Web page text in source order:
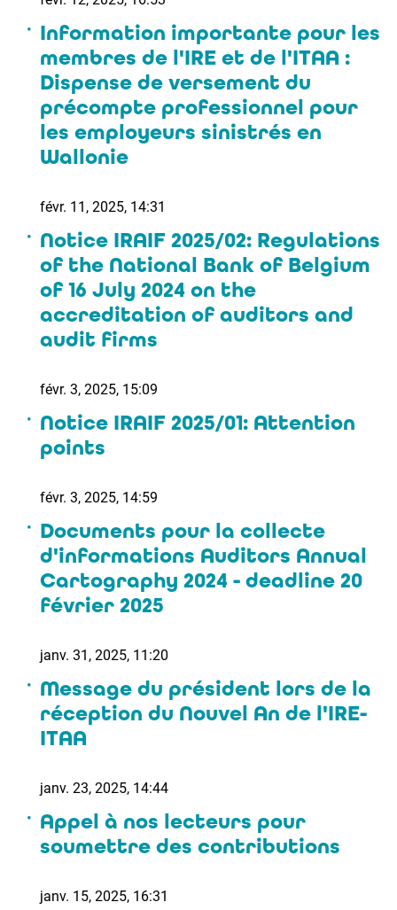
Information importante pour les
membres de l'IRE et de l'ITAA :
Dispense de versement du
précompte professionnel pour
les employeurs sinistrés en
Wallonie
févr. 11, 2025, 14:31
Notice IRAIF 2025/02: Regulations
of the National Bank of Belgium
of 16 July 2024 on the
accreditation of auditors and
audit firms
févr. 3, 2025, 15:09
Notice IRAIF 2025/01: Attention
points
févr. 3, 2025, 14:59
Documents pour la collecte
d'informations Auditors Annual
Cartography 2024 - deadline 20
février 2025
janv. 31, 2025, 11:20
Message du président lors de la
réception du Nouvel An de l'IRE-
ITAA
janv. 23, 2025, 14:44
Appel à nos lecteurs pour
soumettre des contributions
janv. 15, 2025, 16:31